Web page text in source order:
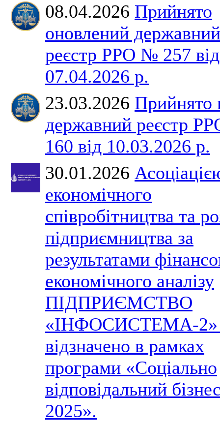
08.04.2026 Прийнято
оновлений державний
реєстр РРО № 257 від
07.04.2026 р.
23.03.2026 Прийнято
державний реєстр
160 від 10.03.2026 р.
30.01.2026
економічного
співробітництва та
підприємництва за
результатами
економічного аналізу
ПІДПРИЄМСТВО
«ІНФОСИСТЕМА-2»
відзначено в рамках
програми «Соціально
відповідальний
2025».